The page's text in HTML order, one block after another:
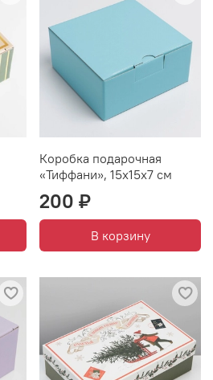
Коробка подарочная
«Тиффани», 15х15х7 см
200 ₽
В корзину